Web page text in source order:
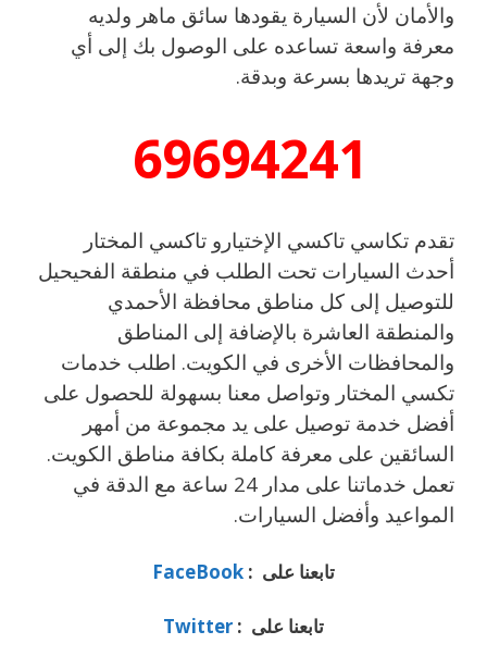
والأمان لأن السيارة يقودها سائق ماهر ولديه
معرفة واسعة تساعده على الوصول بك إلى أي
وجهة تريدها بسرعة وبدقة.
69694241
تقدم تكاسي تاكسي الإختيارو تاكسي المختار
أحدث السيارات تحت الطلب في منطقة الفحيحيل
للتوصيل إلى كل مناطق محافظة الأحمدي
والمنطقة العاشرة بالإضافة إلى المناطق
والمحافظات الأخرى في الكويت. اطلب خدمات
تكسي المختار وتواصل معنا بسهولة للحصول على
أفضل خدمة توصيل على يد مجموعة من أمهر
السائقين على معرفة كاملة بكافة مناطق الكويت.
تعمل خدماتنا على مدار 24 ساعة مع الدقة في
المواعيد وأفضل السيارات.
تابعنا على : FaceBook
تابعنا على : Twitter